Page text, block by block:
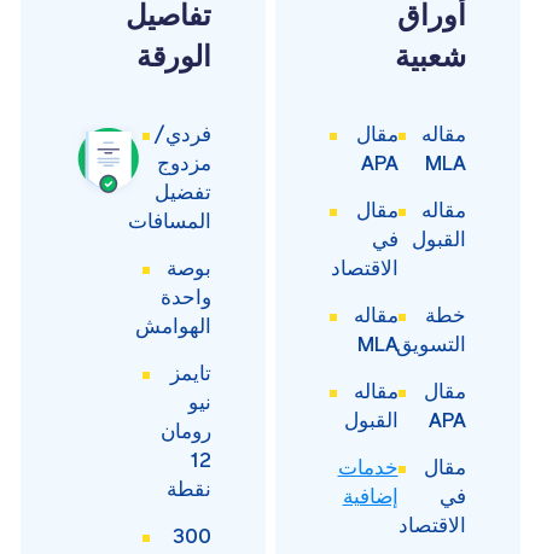
أوراق
شعبية
مقاله
MLA
مقال
APA
مقاله
القبول
مقال
في
الاقتصاد
خطة
التسويق
مقاله
MLA
مقال
APA
مقاله
القبول
مقال
في
الاقتصاد
خدمات
إضافية
تفاصيل
الورقة
فردي/
مزدوج
تفضيل
المسافات
بوصة
واحدة
الهوامش
تايمز
نيو
رومان
12
نقطة
300